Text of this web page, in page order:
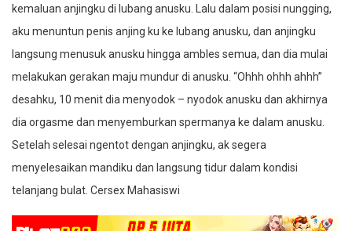
kemaluan anjingku di lubang anusku. Lalu dalam posisi nungging,
aku menuntun penis anjing ku ke lubang anusku, dan anjingku
langsung menusuk anusku hingga ambles semua, dan dia mulai
melakukan gerakan maju mundur di anusku. “Ohhh ohhh ahhh”
desahku, 10 menit dia menyodok – nyodok anusku dan akhirnya
dia orgasme dan menyemburkan spermanya ke dalam anusku.
Setelah selesai ngentot dengan anjingku, ak segera
menyelesaikan mandiku dan langsung tidur dalam kondisi
telanjang bulat. Cersex Mahasiswi